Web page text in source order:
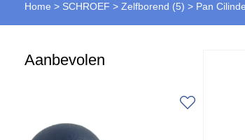
Home > SCHROEF > Zelfborend (5) > Pan
Aanbevolen